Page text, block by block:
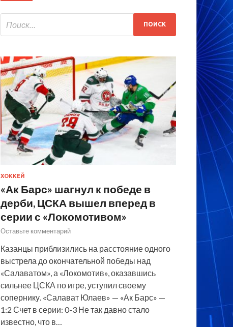
ХОККЕЙ
«Ак Барс» шагнул к победе в
дерби, ЦСКА вышел вперед в
серии с «Локомотивом»
Оставьте комментарий
Казанцы приблизились на расстояние одного
выстрела до окончательной победы над
«Салаватом», а «Локомотив», оказавшись
сильнее ЦСКА по игре, уступил своему
сопернику. «Салават Юлаев» — «Ак Барс» —
1:2 Счет в серии: 0-3 Не так давно стало
известно, что в…